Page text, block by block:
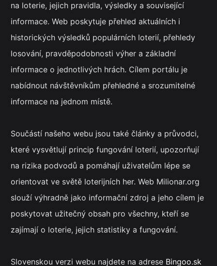
na loterie, jejich pravidla, výsledky a související
informace. Web poskytuje přehled aktuálních i
historických výsledků populárních loterií, přehledy
losování, pravděpodobnosti výher a základní
informace o jednotlivých hrách. Cílem portálu je
nabídnout návštěvníkům přehledné a srozumitelné
informace na jednom místě.
Součástí našeho webu jsou také články a průvodci,
které vysvětlují princip fungování loterií, upozorňují
na rizika podvodů a pomáhají uživatelům lépe se
orientovat ve světě loterijních her. Web Milionar.org
slouží výhradně jako informační zdroj a jeho cílem je
poskytovat užitečný obsah pro všechny, kteří se
zajímají o loterie, jejich statistiky a fungování.
Slovenskou verzi webu najdete na adrese Bingoo.sk